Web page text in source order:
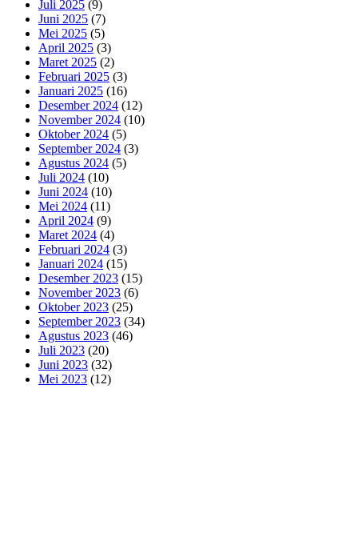
Juli 2025 (9)
Juni 2025 (7)
Mei 2025 (5)
April 2025 (3)
Maret 2025 (2)
Februari 2025 (3)
Januari 2025 (16)
Desember 2024 (12)
November 2024 (10)
Oktober 2024 (5)
September 2024 (3)
Agustus 2024 (5)
Juli 2024 (10)
Juni 2024 (10)
Mei 2024 (11)
April 2024 (9)
Maret 2024 (4)
Februari 2024 (3)
Januari 2024 (15)
Desember 2023 (15)
November 2023 (6)
Oktober 2023 (25)
September 2023 (34)
Agustus 2023 (46)
Juli 2023 (20)
Juni 2023 (32)
Mei 2023 (12)